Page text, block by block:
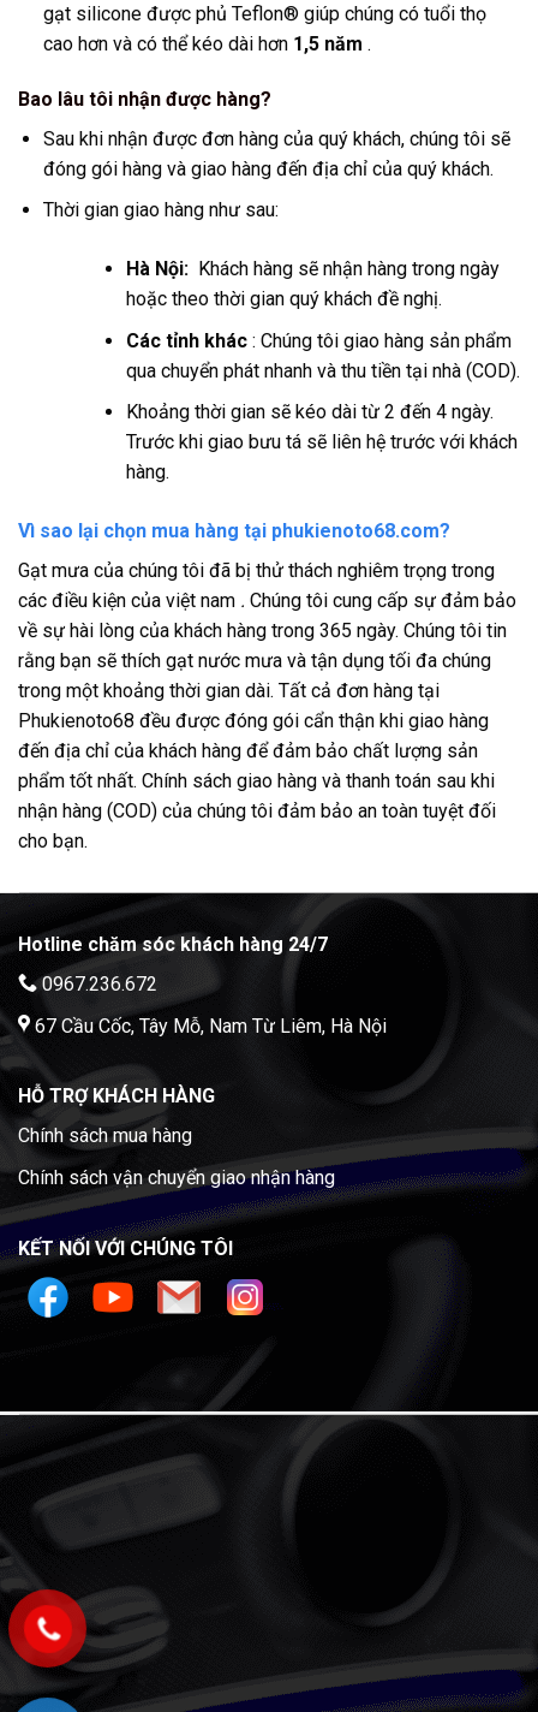
gạt silicone được phủ Teflon® giúp chúng có tuổi thọ
cao hơn và có thể kéo dài hơn 1,5 năm .
Bao lâu tôi nhận được hàng?
Sau khi nhận được đơn hàng của quý khách, chúng tôi sẽ
đóng gói hàng và giao hàng đến địa chỉ của quý khách.
Thời gian giao hàng như sau:
Hà Nội:Khách hàng sẽ nhận hàng trong ngày
hoặc theo thời gian quý khách đề nghị.
Các tỉnh khác: Chúng tôi giao hàng sản phẩm
qua chuyển phát nhanh và thu tiền tại nhà (COD).
Khoảng thời gian sẽ kéo dài từ 2 đến 4 ngày.
Trước khi giao bưu tá sẽ liên hệ trước với khách
hàng.
Vì sao lại chọn mua hàng tại phukienoto68.com?
Gạt mưa của chúng tôi đã bị thử thách nghiêm trọng trong
các điều kiện của việt nam . Chúng tôi cung cấp sự đảm bảo
về sự hài lòng của khách hàng trong 365 ngày. Chúng tôi tin
rằng bạn sẽ thích gạt nước mưa và tận dụng tối đa chúng
trong một khoảng thời gian dài. Tất cả đơn hàng tại
Phukienoto68 đều được đóng gói cẩn thận khi giao hàng
đến địa chỉ của khách hàng để đảm bảo chất lượng sản
phẩm tốt nhất. Chính sách giao hàng và thanh toán sau khi
nhận hàng (COD) của chúng tôi đảm bảo an toàn tuyệt đối
cho bạn.
Hotline chăm sóc khách hàng 24/7
0967.236.672
67 Cầu Cốc, Tây Mỗ, Nam Từ Liêm, Hà Nội
HỖ TRỢ KHÁCH HÀNG
Chính sách mua hàng
Chính sách vận chuyển giao nhận hàng
KẾT NỐI VỚI CHÚNG TÔI